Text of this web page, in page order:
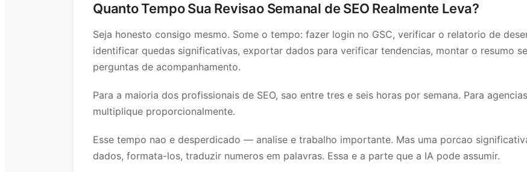
Quanto Tempo Sua Revisao Semanal de SEO Realmente Leva?
Seja honesto consigo mesmo. Some o tempo: fazer login no GSC, verificar o relatorio de
identificar quedas significativas, exportar dados para verificar tendencias, montar o resumo
perguntas de acompanhamento.
Para a maioria dos profissionais de SEO, sao entre tres e seis horas por semana. Para
multiplique proporcionalmente.
Esse tempo nao e desperdicado — analise e trabalho importante. Mas uma porcao
dados, formata-los, traduzir numeros em palavras. Essa e a parte que a IA pode assumir.